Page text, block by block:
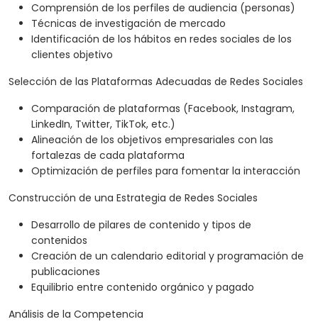
Comprensión de los perfiles de audiencia (personas)
Técnicas de investigación de mercado
Identificación de los hábitos en redes sociales de los
clientes objetivo
Selección de las Plataformas Adecuadas de Redes Sociales
Comparación de plataformas (Facebook, Instagram,
LinkedIn, Twitter, TikTok, etc.)
Alineación de los objetivos empresariales con las
fortalezas de cada plataforma
Optimización de perfiles para fomentar la interacción
Construcción de una Estrategia de Redes Sociales
Desarrollo de pilares de contenido y tipos de
contenidos
Creación de un calendario editorial y programación de
publicaciones
Equilibrio entre contenido orgánico y pagado
Análisis de la Competencia